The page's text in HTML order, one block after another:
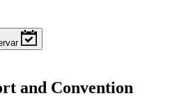
and Convention